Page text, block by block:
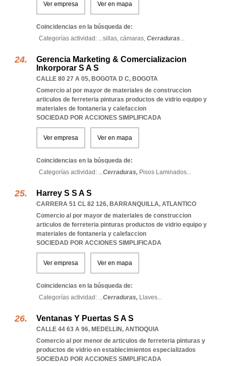
Ver empresa Ver en mapa
Coincidencias en la búsqueda de:
Categorías actividad: ...sillas, cámaras, Cerraduras...
Gerencia Marketing & Comercializacion
Inkorporar S A S
CALLE 80 27 A 05, BOGOTA D C, BOGOTA
Comercio al por mayor de materiales de construccion
articulos de ferreteria pinturas productos de vidrio equipo y
materiales de fontaneria y calefaccion
SOCIEDAD POR ACCIONES SIMPLIFICADA
Ver empresa Ver en mapa
Coincidencias en la búsqueda de:
Categorías actividad: ...Cerraduras, Pisos Laminados...
Harrey S S A S
CARRERA 51 CL 82 126, BARRANQUILLA, ATLANTICO
Comercio al por mayor de materiales de construccion
articulos de ferreteria pinturas productos de vidrio equipo y
materiales de fontaneria y calefaccion
SOCIEDAD POR ACCIONES SIMPLIFICADA
Ver empresa Ver en mapa
Coincidencias en la búsqueda de:
Categorías actividad: ...Cerraduras, Llaves...
Ventanas Y Puertas S A S
CALLE 44 63 A 96, MEDELLIN, ANTIOQUIA
Comercio al por menor de articulos de ferreteria pinturas y
productos de vidrio en establecimientos especializados
SOCIEDAD POR ACCIONES SIMPLIFICADA